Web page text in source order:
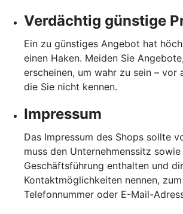
Verdächtig günstige
Ein zu günstiges Angebot hat
einen Haken. Meiden Sie
erscheinen, um wahr zu sein – vor
die Sie nicht kennen.
Impressum
Das Impressum des Shops sollte
muss den Unternehmenssitz
Geschäftsführung enthalten und
Kontaktmöglichkeiten nennen,
Telefonnummer oder E-Mail-